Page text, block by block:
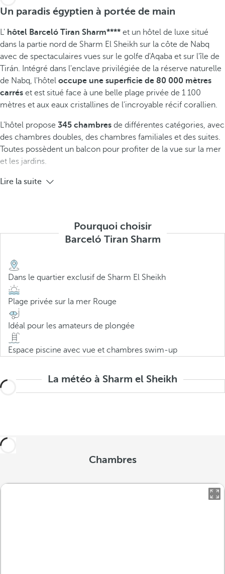
Un paradis égyptien à portée de main
L' hôtel Barceló Tiran Sharm**** et un hôtel de luxe situé
dans la partie nord de Sharm El Sheikh sur la côte de Nabq
avec de spectaculaires vues sur le golfe d'Aqaba et sur l'île de
Tirán. Intégré dans l'enclave privilégiée de la réserve naturelle
de Nabq, l'hôtel occupe une superficie de 80 000 mètres
carrés et est situé face à une belle plage privée de 1 100
mètres et aux eaux cristallines de l'incroyable récif corallien.
L'hôtel propose 345 chambres de différentes catégories, avec
des chambres doubles, des chambres familiales et des suites.
Toutes possèdent un balcon pour profiter de la vue sur la mer
et les jardins.
Lire la suite
Pourquoi choisir
Barceló Tiran Sharm
Dans le quartier exclusif de Sharm El Sheikh
Plage privée sur la mer Rouge
Idéal pour les amateurs de plongée
Espace piscine avec vue et chambres swim-up
La météo à Sharm el Sheikh
Chambres